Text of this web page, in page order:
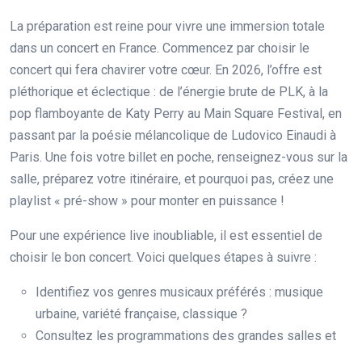
La préparation est reine pour vivre une immersion totale
dans un concert en France. Commencez par choisir le
concert qui fera chavirer votre cœur. En 2026, l’offre est
pléthorique et éclectique : de l’énergie brute de PLK, à la
pop flamboyante de Katy Perry au Main Square Festival, en
passant par la poésie mélancolique de Ludovico Einaudi à
Paris. Une fois votre billet en poche, renseignez-vous sur la
salle, préparez votre itinéraire, et pourquoi pas, créez une
playlist « pré-show » pour monter en puissance !
Pour une expérience live inoubliable, il est essentiel de
choisir le bon concert. Voici quelques étapes à suivre :
Identifiez vos genres musicaux préférés : musique
urbaine, variété française, classique ?
Consultez les programmations des grandes salles et